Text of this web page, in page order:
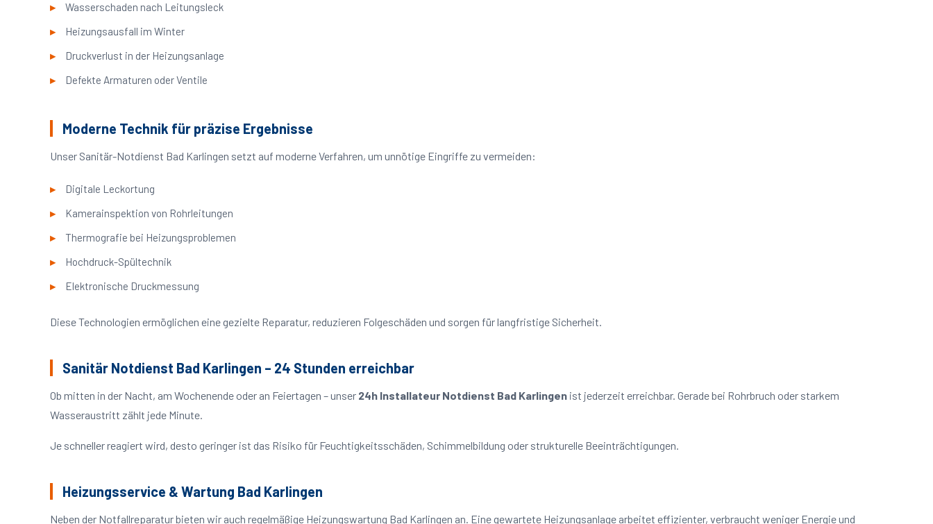
Wasserschaden nach Leitungsleck
Heizungsausfall im Winter
Druckverlust in der Heizungsanlage
Defekte Armaturen oder Ventile
Moderne Technik für präzise Ergebnisse
Unser Sanitär-Notdienst Bad Karlingen setzt auf moderne Verfahren, um unnötige Eingriffe zu vermeiden:
Digitale Leckortung
Kamerainspektion von Rohrleitungen
Thermografie bei Heizungsproblemen
Hochdruck-Spültechnik
Elektronische Druckmessung
Diese Technologien ermöglichen eine gezielte Reparatur, reduzieren Folgeschäden und sorgen für langfristige Sicherheit.
Sanitär Notdienst Bad Karlingen – 24 Stunden erreichbar
Ob mitten in der Nacht, am Wochenende oder an Feiertagen – unser 24h Installateur Notdienst Bad Karlingen ist jederzeit erreichbar. Gerade bei Rohrbruch oder starkem
Wasseraustritt zählt jede Minute.
Je schneller reagiert wird, desto geringer ist das Risiko für Feuchtigkeitsschäden, Schimmelbildung oder strukturelle Beeinträchtigungen.
Heizungsservice & Wartung Bad Karlingen
Neben der Notfallreparatur bieten wir auch regelmäßige Heizungswartung Bad Karlingen an. Eine gewartete Heizungsanlage arbeitet effizienter, verbraucht weniger Energie und